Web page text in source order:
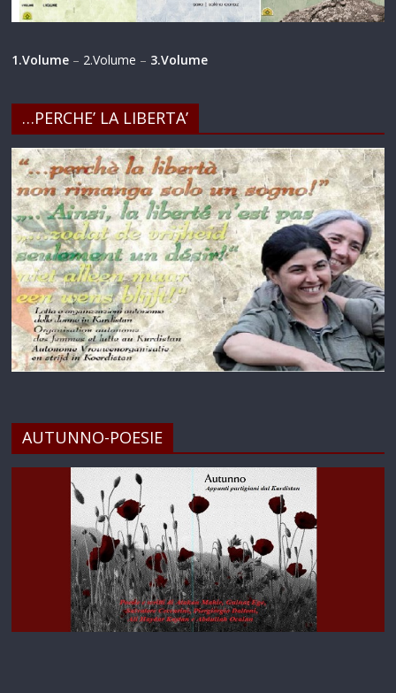
1.Volume – 2.Volume – 3.Volume
…PERCHE’ LA LIBERTA’
AUTUNNO-POESIE